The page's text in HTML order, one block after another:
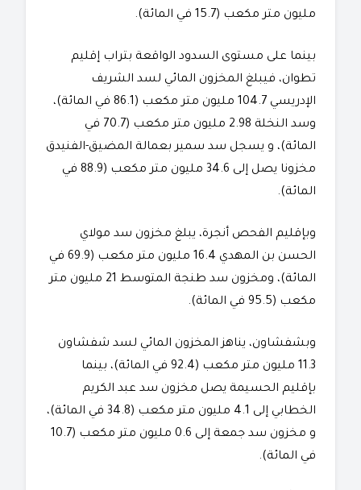
مليون متر مكعب (15.7 في المائة).
بينما على مستوى السدود الواقعة بتراب إقليم
تطوان، فيبلغ المخزون المائي لسد الشريف
الإدريسي 104.7 مليون متر مكعب (86.1 في المائة)،
وسد النخلة 2.98 مليون متر مكعب (70.7 في
المائة)، و يسجل سد سمير بعمالة المضيق-الفنيدق
مخزونا يصل إلى 34.6 مليون متر مكعب (88.9 في
المائة).
وبإقليم الفحص أنجرة، يبلغ مخزون سد مولاي
الحسن بن المهدي 16.4 مليون متر مكعب (69.9 في
المائة)، ومخزون سد طنجة المتوسط 21 مليون متر
مكعب (95.5 في المائة).
وبشفشاون، يناهز المخزون المائي لسد شفشاون
11.3 مليون متر مكعب (92.4 في المائة)، بينما
بإقليم الحسيمة يصل مخزون سد عبد الكريم
الخطابي إلى 4.1 مليون متر مكعب (34.8 في المائة)،
و مخزون سد جمعة إلى 0.6 مليون متر مكعب (10.7
في المائة).